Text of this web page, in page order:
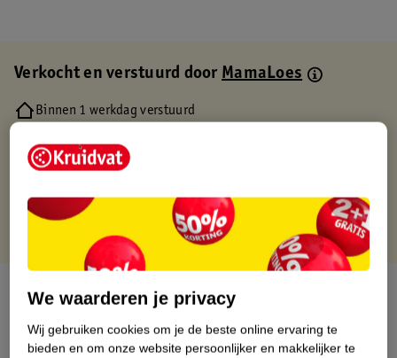
Verkocht en verstuurd doorMamaLoes
Binnen 1 werkdag verstuurd
Gratis retourneren via verkooppartner.
Gratis punten met je Kruidvat kaart
Over dit product
Productinformatie
We waarderen je privacy
Wij gebruiken cookies om je de beste online ervaring te
bieden en om onze website persoonlijker en makkelijker te